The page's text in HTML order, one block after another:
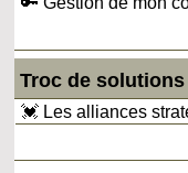
Troc de solutions
💓 Les alliances